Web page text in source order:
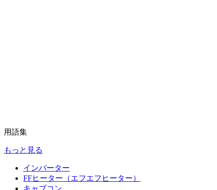
用語集
もっと見る
インバーター
FFヒーター（エフエフヒーター）
キャブコン